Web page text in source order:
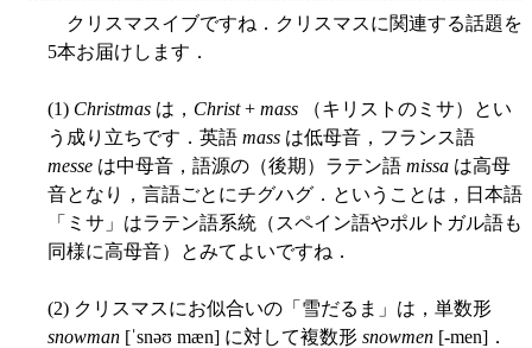
クリスマスイブですね．クリスマスに関連する話題を
5本お届けします．
(1) Christmas は， Christ+ mass （キリストのミサ）とい
う成り立ちです．英語 mass は低母音，フランス語
messe は中母音，語源の（後期）ラテン語 missa は高母
音となり，言語ごとにチグハグ．ということは，日本語
「ミサ」はラテン語系統（スペイン語やポルトガル語も
同様に高母音）とみてよいですね．
(2) クリスマスにお似合いの「雪だるま」は，単数形
snowman [ˈsnəʊ mæn] に対して複数形 snowmen [-men]．